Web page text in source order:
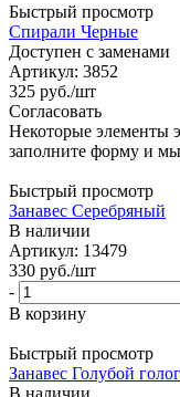
Быстрый просмотр
Спирали Черные
Доступен с заменами
Артикул: 3852
325 руб./шт
Согласовать
Некоторые элементы
заполните форму и
Быстрый просмотр
Занавес Серебряный
В наличии
Артикул: 13479
330 руб./шт
-
В корзину
Быстрый просмотр
Занавес Голубой
В наличии